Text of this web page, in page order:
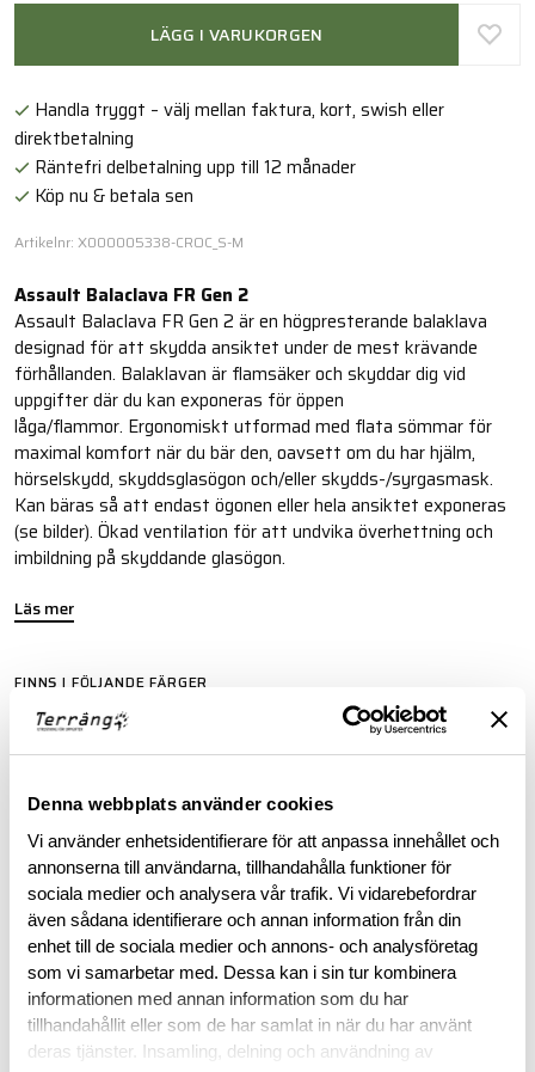
Denna webbplats använder cookies
Vi använder enhetsidentifierare för att anpassa innehållet och
annonserna till användarna, tillhandahålla funktioner för
sociala medier och analysera vår trafik. Vi vidarebefordrar
även sådana identifierare och annan information från din
enhet till de sociala medier och annons- och analysföretag
som vi samarbetar med. Dessa kan i sin tur kombinera
informationen med annan information som du har
tillhandahållit eller som de har samlat in när du har använt
deras tjänster. Insamling, delning och användning av
LÄGG I VARUKORGEN
Handla tryggt – välj mellan faktura, kort, swish eller
direktbetalning
Räntefri delbetalning upp till 12 månader
Köp nu & betala sen
Artikelnr: X000005338-CROC_S-M
Assault Balaclava FR Gen 2
Assault Balaclava FR Gen 2 är en högpresterande balaklava
designad för att skydda ansiktet under de mest krävande
förhållanden. Balaklavan är flamsäker och skyddar dig vid
uppgifter där du kan exponeras för öppen
låga/flammor. Ergonomiskt utformad med flata sömmar för
maximal komfort när du bär den, oavsett om du har hjälm,
hörselskydd, skyddsglasögon och/eller skydds-/syrgasmask.
Kan bäras så att endast ögonen eller hela ansiktet exponeras
(se bilder). Ökad ventilation för att undvika överhettning och
imbildning på skyddande glasögon.
Läs mer
FINNS I FÖLJANDE FÄRGER
ARC'TERYX LEAF PURCHASE INFORMATION
To purchase Arc'teryx LEAF products, you must provide valid
identification confirming your status as an authorized end-
user within law enforcement or military personnel. This
requirement ensures that these specialized products are